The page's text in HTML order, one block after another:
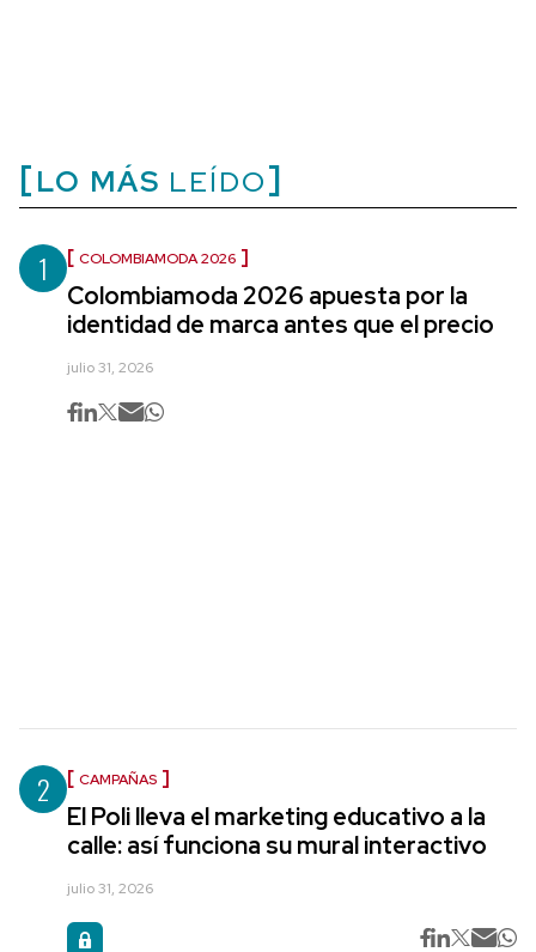
LO MÁS LEÍDO
1 COLOMBIAMODA 2026
Colombiamoda 2026 apuesta por la
identidad de marca antes que el precio
julio 31, 2026
2 CAMPAÑAS
El Poli lleva el marketing educativo a la
calle: así funciona su mural interactivo
julio 31, 2026